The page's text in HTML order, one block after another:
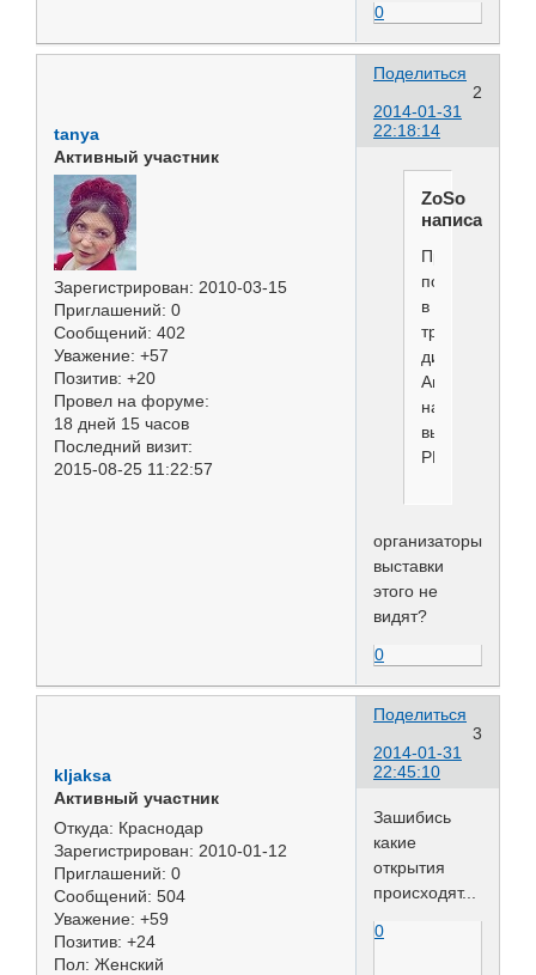
0
Поделиться
2
2014-01-31
22:18:14
tanya
Активный участник
Зарегистрирован: 2010-03-15
Приглашений: 0
Сообщений: 402
Уважение: +57
Позитив: +20
Провел на форуме:
18 дней 15 часов
Последний визит:
2015-08-25 11:22:57
ZoSo
написал(а):
Прошу
поддержать
в
требовании
Ангелины
на
выставках
РКФ.
организаторы
выставки
этого не
видят?
0
Поделиться
3
2014-01-31
22:45:10
kljaksa
Активный участник
Откуда: Краснодар
Зарегистрирован: 2010-01-12
Приглашений: 0
Сообщений: 504
Уважение: +59
Позитив: +24
Пол: Женский
Зашибись
какие
открытия
происходят...
0